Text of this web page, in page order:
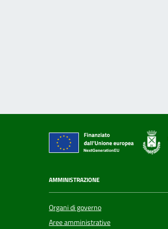
AMMINISTRAZIONE
Organi di governo
Aree amministrative